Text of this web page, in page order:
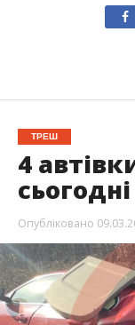
ТРЕШ
4
Опубліковано